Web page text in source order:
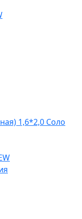
1,6*2,0 Соло